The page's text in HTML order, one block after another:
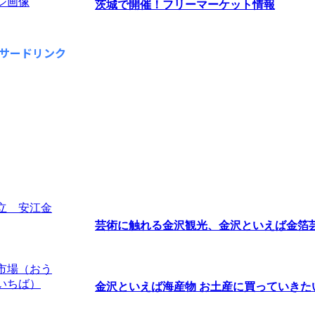
茨城で開催！フリーマーケット情報
ードリンク
芸術に触れる金沢観光、金沢といえば金箔
金沢といえば海産物 お土産に買っていきた